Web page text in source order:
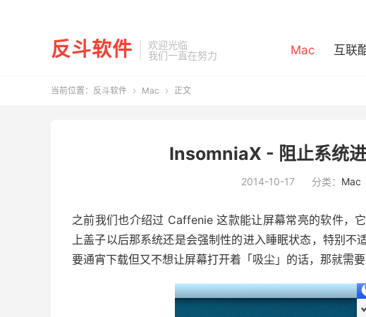
反斗软件
欢迎光临
我们一直在努力
Mac 互联
当前位置： 反斗软件  Mac  正文
InsomniaX - 阻止系统
2014-10-17 分类： Mac
之前我们也介绍过 Caffenie 这款能让屏幕常亮的软件，
上盖子以后那系统还是会强制性的进入睡眠状态，特别不
要通宵下载但又不想让屏幕打开着「吸尘」的话，那就需